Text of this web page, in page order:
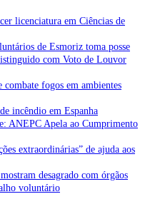
licenciatura em Ciências de
de Esmoriz toma posse
com Voto de Louvor
combate fogos em ambientes
incêndio em Espanha
ANEPC Apela ao Cumprimento
extraordinárias” de ajuda aos
desagrado com órgãos
voluntário